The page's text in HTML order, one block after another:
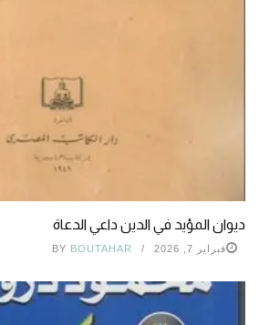
ديوان المؤيد في الدين داعي الدعاة
فبراير 7, 2026 BY BOUTAHAR